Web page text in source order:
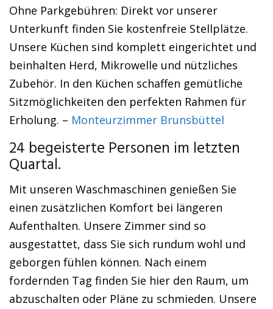
Ohne Parkgebühren: Direkt vor unserer
Unterkunft finden Sie kostenfreie Stellplätze.
Unsere Küchen sind komplett eingerichtet und
beinhalten Herd, Mikrowelle und nützliches
Zubehör. In den Küchen schaffen gemütliche
Sitzmöglichkeiten den perfekten Rahmen für
Erholung. – Monteurzimmer Brunsbüttel
24 begeisterte Personen im letzten
Quartal.
Mit unseren Waschmaschinen genießen Sie
einen zusätzlichen Komfort bei längeren
Aufenthalten. Unsere Zimmer sind so
ausgestattet, dass Sie sich rundum wohl und
geborgen fühlen können. Nach einem
fordernden Tag finden Sie hier den Raum, um
abzuschalten oder Pläne zu schmieden. Unsere